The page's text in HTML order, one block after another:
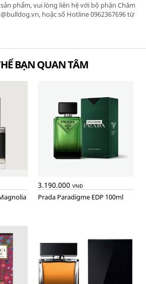
phẩm, vui lòng liên hệ với bộ phận Chăm
hoặc số Hotline 0962367696 từ
BẠN QUAN TÂM
3.190.000 VNĐ
Prada Paradigme EDP 100ml